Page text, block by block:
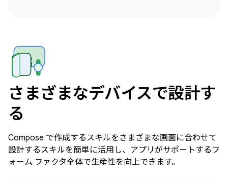
さまざまなデバイスで設計す
る
Compose で作成するスキルをさまざまな画面に合わせて
設計するスキルを簡単に活用し、アプリがサポートするフ
ォーム ファクタ全体で生産性を向上できます。